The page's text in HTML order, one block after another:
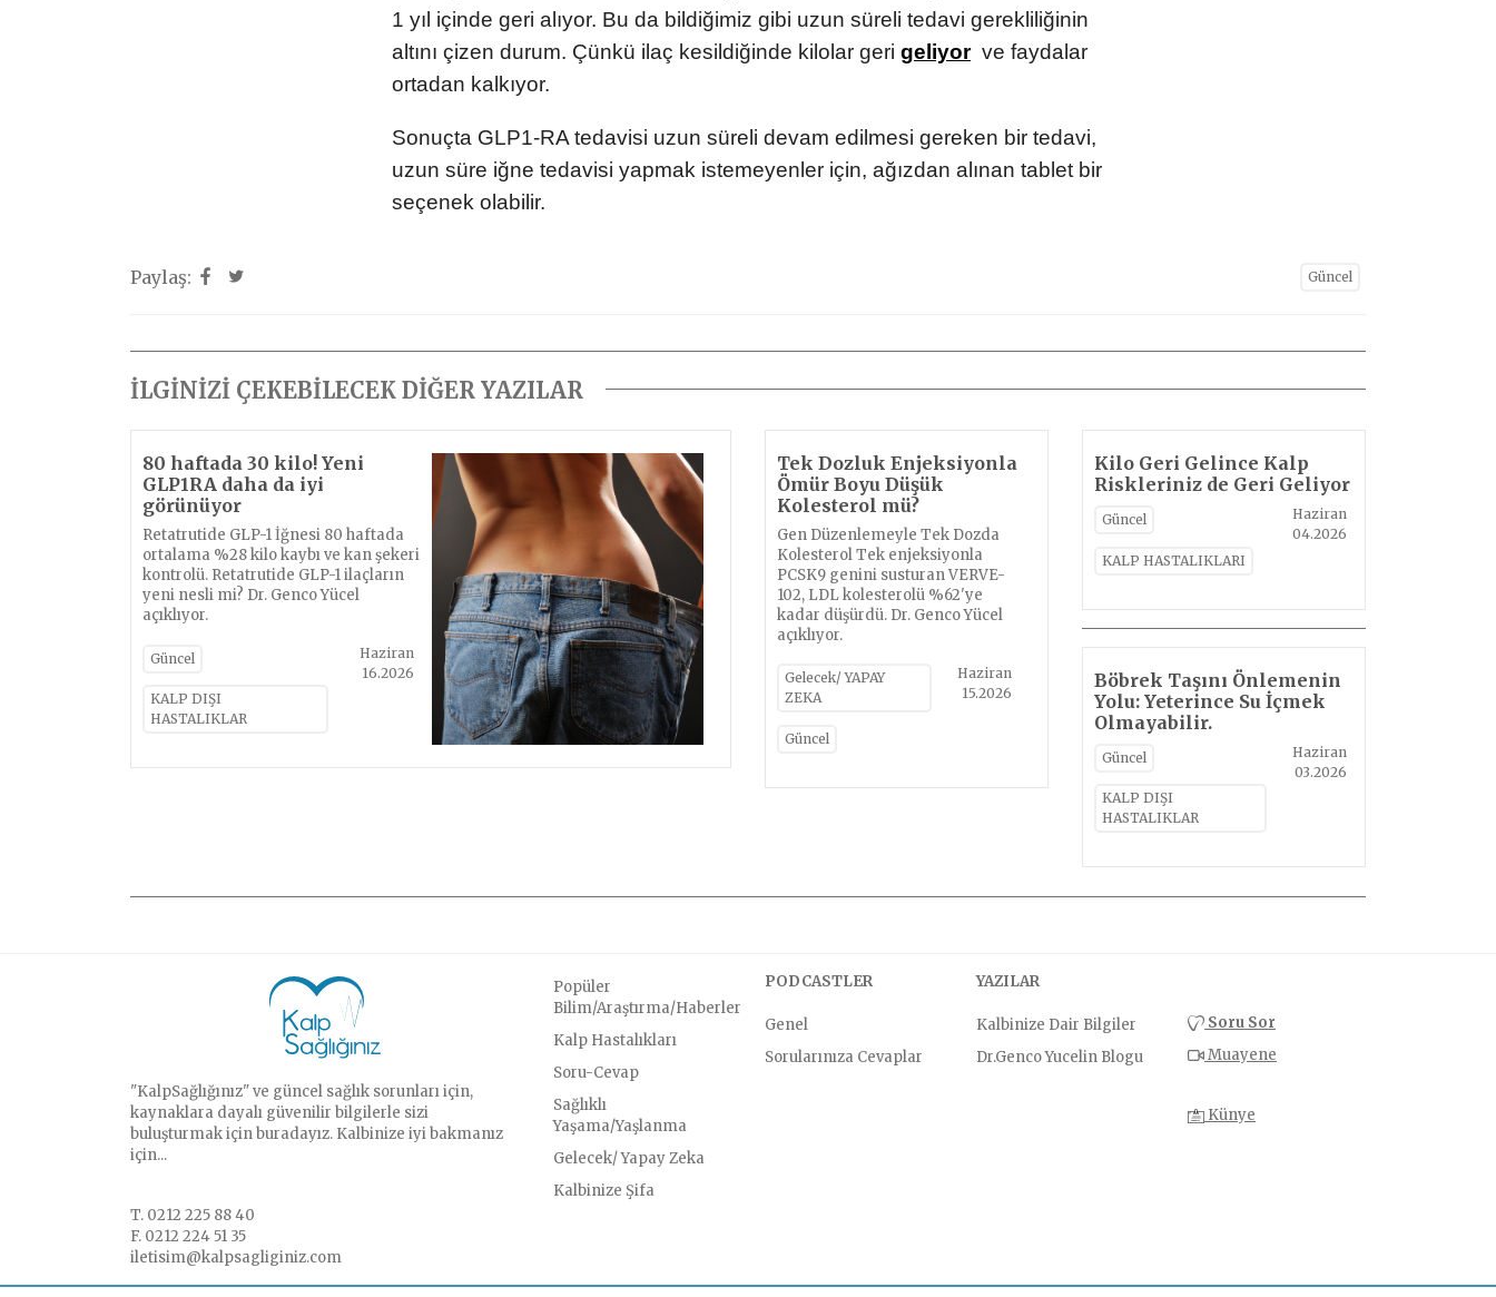
1 yıl içinde geri alıyor. Bu da bildiğimiz gibi uzun süreli tedavi gerekliliğinin
altını çizen durum. Çünkü ilaç kesildiğinde kilolar geri geliyorve faydalar
ortadan kalkıyor.
Sonuçta GLP1-RA tedavisi uzun süreli devam edilmesi gereken bir tedavi,
uzun süre iğne tedavisi yapmak istemeyenler için, ağızdan alınan tablet bir
seçenek olabilir.
Paylaş: Güncel
İLGİNİZİ ÇEKEBİLECEK DİĞER YAZILAR
80 haftada 30 kilo! Yeni
GLP1RA daha da iyi
görünüyor
Retatrutide GLP-1 İğnesi 80 haftada
ortalama %28 kilo kaybı ve kan şekeri
kontrolü. Retatrutide GLP-1 ilaçların
yeni nesli mi? Dr. Genco Yücel
açıklıyor.
Güncel
KALP DIŞI
HASTALIKLAR
Haziran
16.2026
Tek Dozluk Enjeksiyonla
Ömür Boyu Düşük
Kolesterol mü?
Gen Düzenlemeyle Tek Dozda
Kolesterol Tek enjeksiyonla
PCSK9 genini susturan VERVE-
102, LDL kolesterolü %62'ye
kadar düşürdü. Dr. Genco Yücel
açıklıyor.
Gelecek/ YAPAY
ZEKA
Güncel
Haziran
15.2026
Kilo Geri Gelince Kalp
Riskleriniz de Geri Geliyor
Güncel
KALP HASTALIKLARI
Haziran
04.2026
Böbrek Taşını Önlemenin
Yolu: Yeterince Su İçmek
Olmayabilir.
Güncel
KALP DIŞI
HASTALIKLAR
Haziran
03.2026
"KalpSağlığınız" ve güncel sağlık sorunları için,
kaynaklara dayalı güvenilir bilgilerle sizi
buluşturmak için buradayız. Kalbinize iyi bakmanız
için...
T. 0212 225 88 40
F. 0212 224 51 35
iletisim@kalpsagliginiz.com
Popüler
Bilim/Araştırma/Haberler
Kalp Hastalıkları
Soru-Cevap
Sağlıklı
Yaşama/Yaşlanma
Gelecek/ Yapay Zeka
Kalbinize Şifa
PODCASTLER
Genel
Sorularınıza Cevaplar
YAZILAR
Kalbinize Dair Bilgiler
Dr.Genco Yucelin Blogu
Soru Sor
Muayene
Künye